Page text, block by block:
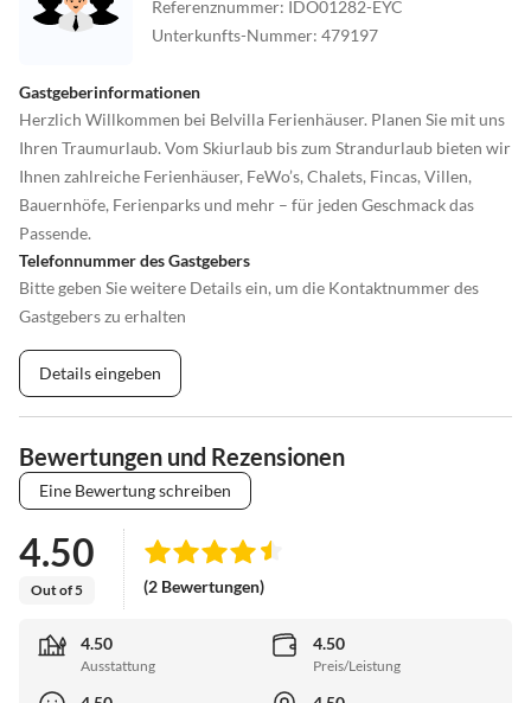
Referenznummer: IDO01282-EYC
Unterkunfts-Nummer: 479197
Gastgeberinformationen
Herzlich Willkommen bei Belvilla Ferienhäuser. Planen Sie mit uns
Ihren Traumurlaub. Vom Skiurlaub bis zum Strandurlaub bieten wir
Ihnen zahlreiche Ferienhäuser, FeWo’s, Chalets, Fincas, Villen,
Bauernhöfe, Ferienparks und mehr – für jeden Geschmack das
Passende.
Telefonnummer des Gastgebers
Bitte geben Sie weitere Details ein, um die Kontaktnummer des
Gastgebers zu erhalten
Details eingeben
Bewertungen und Rezensionen
Eine Bewertung schreiben
4.50
Out of 5 (2 Bewertungen)
4.50
Ausstattung
4.50
Preis/Leistung